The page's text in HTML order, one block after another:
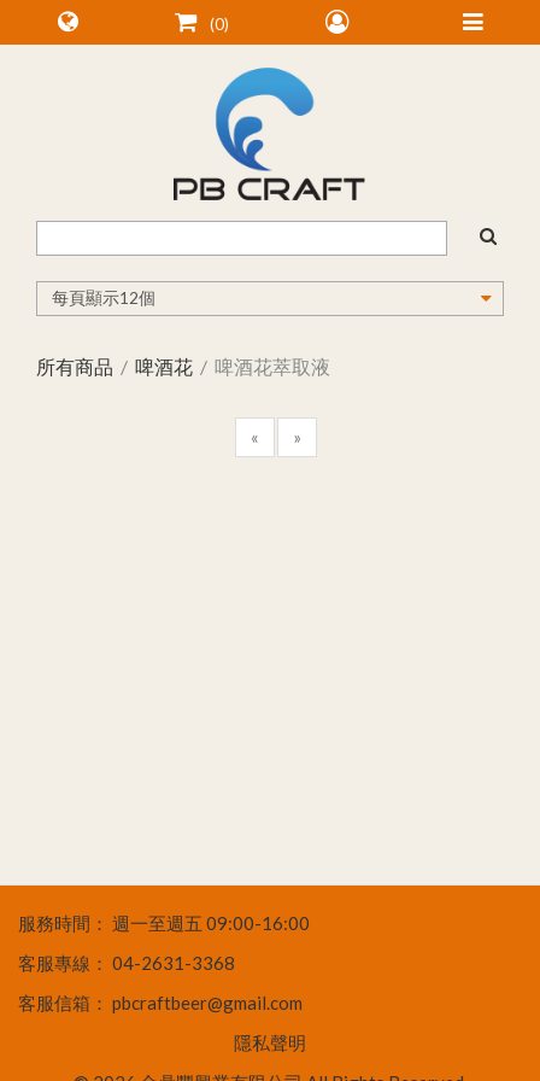
所有商品 啤酒花 啤酒花萃取液
« »
服務時間： 週一至週五 09:00-16:00
客服專線： 04-2631-3368
客服信箱： pbcraftbeer@gmail.com
隱私聲明
0